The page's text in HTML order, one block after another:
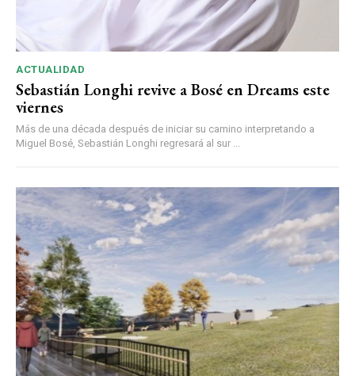
ACTUALIDAD
Sebastián Longhi revive a Bosé en Dreams este
viernes
Más de una década después de iniciar su camino interpretando a
Miguel Bosé, Sebastián Longhi regresará al sur ...